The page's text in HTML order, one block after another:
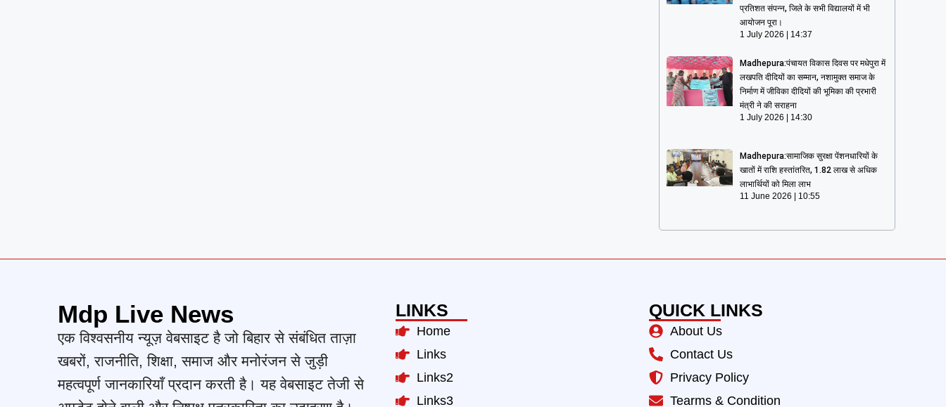
प्रतिशत संपन्न, जिले के सभी विद्यालयों में भी
आयोजन पूरा।
1 July 2026
14:37
Madhepura:पंचायत विकास दिवस पर मधेपुरा में
लखपति दीदियों का सम्मान, नशामुक्त समाज के
निर्माण में जीविका दीदियों की भूमिका की प्रभारी
मंत्री ने की सराहना
1 July 2026
14:30
Madhepura:सामाजिक सुरक्षा पेंशनधारियों के
खातों में राशि हस्तांतरित, 1.82 लाख से अधिक
लाभार्थियों को मिला लाभ
11 June 2026
10:55
Mdp Live News
एक विश्वसनीय न्यूज़ वेबसाइट है जो बिहार से संबंधित ताज़ा
खबरों, राजनीति, शिक्षा, समाज और मनोरंजन से जुड़ी
महत्वपूर्ण जानकारियाँ प्रदान करती है। यह वेबसाइट तेजी से
LINKS
Home
Links
Links2
Links3
QUICK LINKS
About Us
Contact Us
Privacy Policy
Tearms & Condition